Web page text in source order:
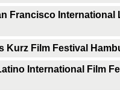
Francisco International
Kurz Film Festival
International Film